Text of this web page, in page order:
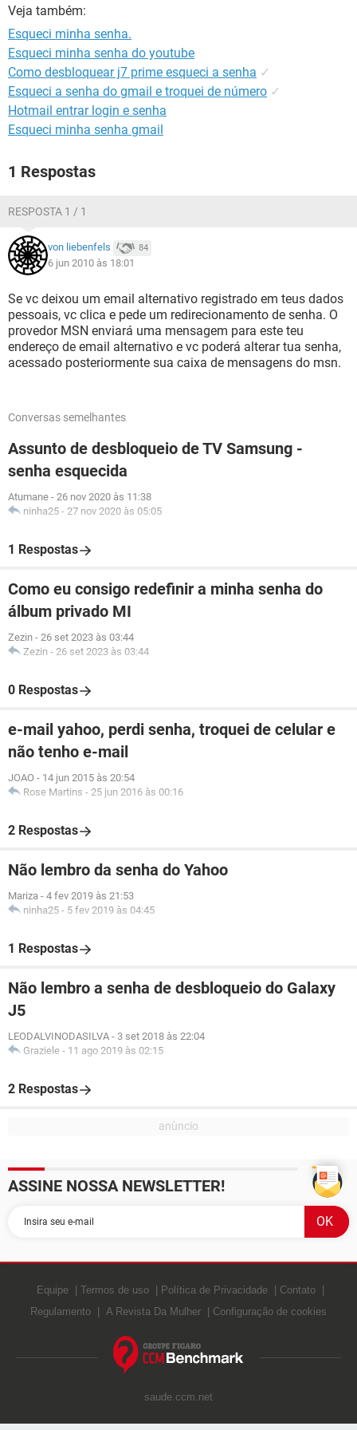
GUIA DE COMPRAS
Veja também:
Esqueci minha senha.
Esqueci minha senha do youtube
Como desbloquear j7 prime esqueci a senha ✓
Esqueci a senha do gmail e troquei de número ✓
Hotmail entrar login e senha
Esqueci minha senha gmail
1 Respostas
RESPOSTA 1 / 1
von liebenfels 84
6 jun 2010 às 18:01
Se vc deixou um email alternativo registrado em teus dados
pessoais, vc clica e pede um redirecionamento de senha. O
provedor MSN enviará uma mensagem para este teu
endereço de email alternativo e vc poderá alterar tua senha,
acessado posteriormente sua caixa de mensagens do msn.
Conversas semelhantes
Assunto de desbloqueio de TV Samsung -
senha esquecida
Atumane - 26 nov 2020 às 11:38
ninha25 - 27 nov 2020 às 05:05
1 Respostas
Como eu consigo redefinir a minha senha do
álbum privado MI
Zezin - 26 set 2023 às 03:44
Zezin - 26 set 2023 às 03:44
0 Respostas
e-mail yahoo, perdi senha, troquei de celular e
não tenho e-mail
JOAO - 14 jun 2015 às 20:54
Rose Martins - 25 jun 2016 às 00:16
2 Respostas
Não lembro da senha do Yahoo
Mariza - 4 fev 2019 às 21:53
ninha25 - 5 fev 2019 às 04:45
1 Respostas
Não lembro a senha de desbloqueio do Galaxy
J5
LEODALVINODASILVA - 3 set 2018 às 22:04
Graziele - 11 ago 2019 às 02:15
2 Respostas
ASSINE NOSSA NEWSLETTER!
Equipe Termos de uso Política de Privacidade
Contato
Regulamento
A Revista Da Mulher Configuração de cookies
saude.ccm.net